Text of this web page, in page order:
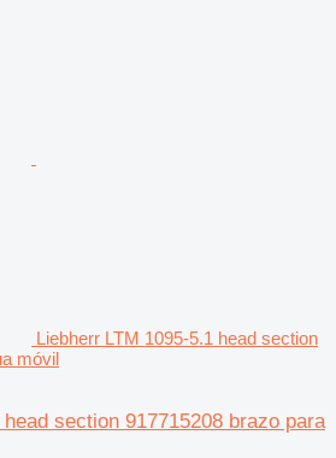
Liebherr LTM 1095-5.1 head section
móvil
section 917715208 brazo para